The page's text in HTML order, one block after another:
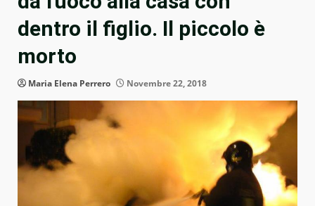
dentro il figlio. Il piccolo è
morto
Maria Elena Perrero Novembre 22, 2018